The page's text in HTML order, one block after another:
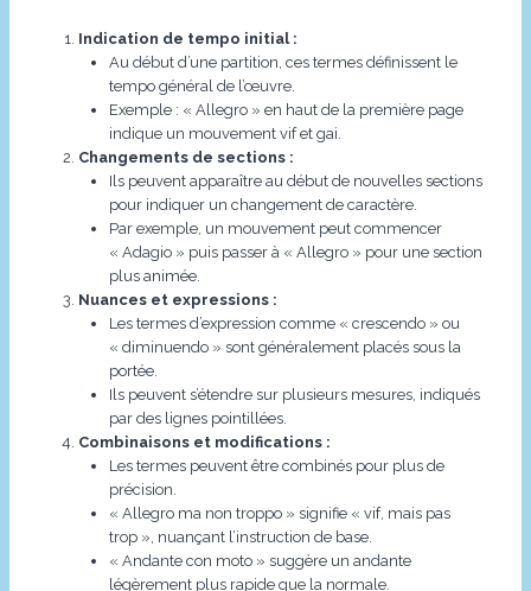
Indication de tempo initial :
Au début d’une partition, ces termes définissent le
tempo général de l’œuvre.
Exemple : « Allegro » en haut de la première page
indique un mouvement vif et gai.
Changements de sections :
Ils peuvent apparaître au début de nouvelles sections
pour indiquer un changement de caractère.
Par exemple, un mouvement peut commencer
« Adagio » puis passer à « Allegro » pour une section
plus animée.
Nuances et expressions :
Les termes d’expression comme « crescendo » ou
« diminuendo » sont généralement placés sous la
portée.
Ils peuvent s’étendre sur plusieurs mesures, indiqués
par des lignes pointillées.
Combinaisons et modifications :
Les termes peuvent être combinés pour plus de
précision.
« Allegro ma non troppo » signifie « vif, mais pas
trop », nuançant l’instruction de base.
« Andante con moto » suggère un andante
légèrement plus rapide que la normale.